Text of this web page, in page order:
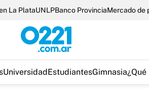
La PlataUNLPBanco ProvinciaMercado de
UniversidadEstudiantesGimnasia¿Qué